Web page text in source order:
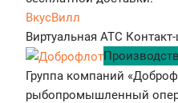
ВкусВилл
Виртуальная АТС
Группа компаний
рыбопромышленный